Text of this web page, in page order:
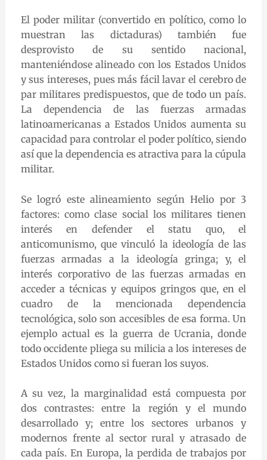
El poder militar (convertido en político, como lo
muestran las dictaduras) también fue
desprovisto de su sentido nacional,
manteniéndose alineado con los Estados Unidos
y sus intereses, pues más fácil lavar el cerebro de
par militares predispuestos, que de todo un país.
La dependencia de las fuerzas armadas
latinoamericanas a Estados Unidos aumenta su
capacidad para controlar el poder político, siendo
así que la dependencia es atractiva para la cúpula
militar.
Se logró este alineamiento según Helio por 3
factores: como clase social los militares tienen
interés en defender el statu quo, el
anticomunismo, que vinculó la ideología de las
fuerzas armadas a la ideología gringa; y, el
interés corporativo de las fuerzas armadas en
acceder a técnicas y equipos gringos que, en el
cuadro de la mencionada dependencia
tecnológica, solo son accesibles de esa forma. Un
ejemplo actual es la guerra de Ucrania, donde
todo occidente pliega su milicia a los intereses de
Estados Unidos como si fueran los suyos.
A su vez, la marginalidad está compuesta por
dos contrastes: entre la región y el mundo
desarrollado y; entre los sectores urbanos y
modernos frente al sector rural y atrasado de
cada país. En Europa, la perdida de trabajos por